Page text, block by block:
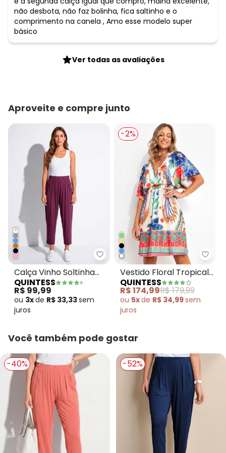
não desbota, não faz bolinha, fica saltinho e o
comprimento na canela , Amo esse modelo super
básico
Ver todas as avaliações
Aproveite e compre junto
+
Quintess - Calça Vinho
Calça Vinho Soltinha
com Pregas
QUINTESS
R$ 99,99
ou 3xde R$ 33,33sem
juros
-2%
Vestido Floral Tropical
em Malha Fria
QUINTESS
R$ 174,99R$ 179,99
ou 5xde R$ 34,99sem
juros
Você também pode gostar
-40% -52%